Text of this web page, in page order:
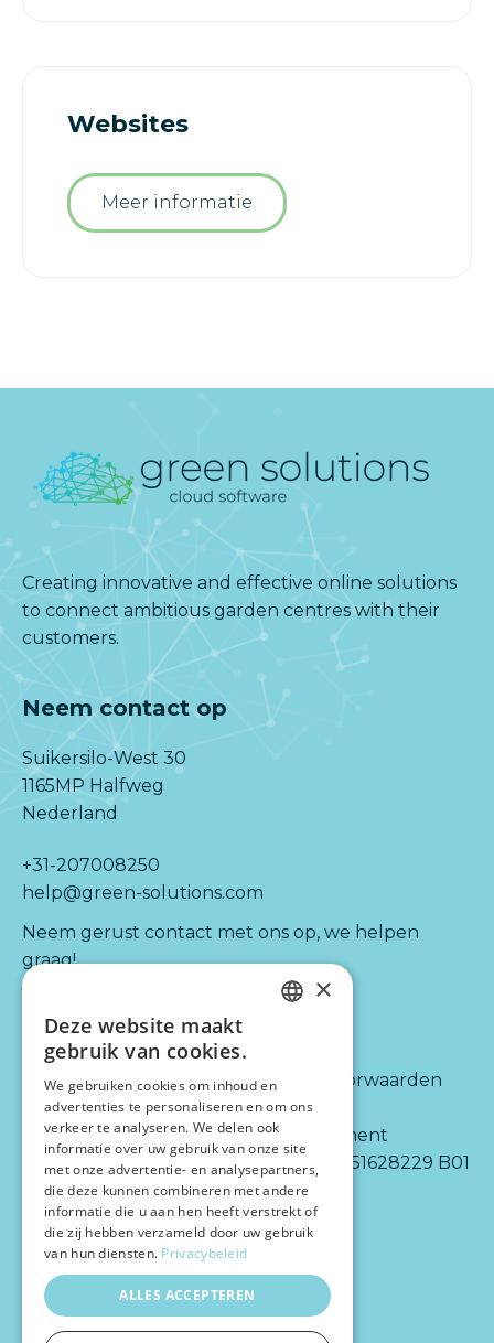
Websites
Meer informatie
Creating innovative and effective online solutions
to connect ambitious garden centres with their
customers.
Neem contact op
Suikersilo-West 30
1165MP Halfweg
Nederland
+31-207008250
help@green-solutions.com
Neem gerust contact met ons op, we helpen
graag!
Kijk ook naar:
Diensten
Integraties
Partners
Over ons
Informatie
Algemene voorwaarden
Disclaimer
Privacy statement
BTW-nr.: NL 851628229 B01
×
Deze website maakt
gebruik van cookies.
We gebruiken cookies om inhoud en
advertenties te personaliseren en om ons
verkeer te analyseren. We delen ook
informatie over uw gebruik van onze site
met onze advertentie- en analysepartners,
die deze kunnen combineren met andere
informatie die u aan hen heeft verstrekt of
die zij hebben verzameld door uw gebruik
van hun diensten. Privacybeleid
ALLES ACCEPTEREN